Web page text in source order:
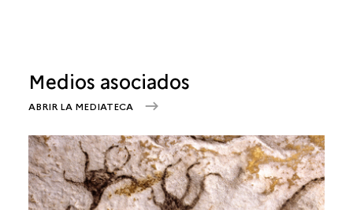
Medios asociados
ABRIR LA MEDIATECA